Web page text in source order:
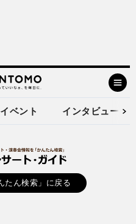
ベント インタビュー
たん検索」に戻る